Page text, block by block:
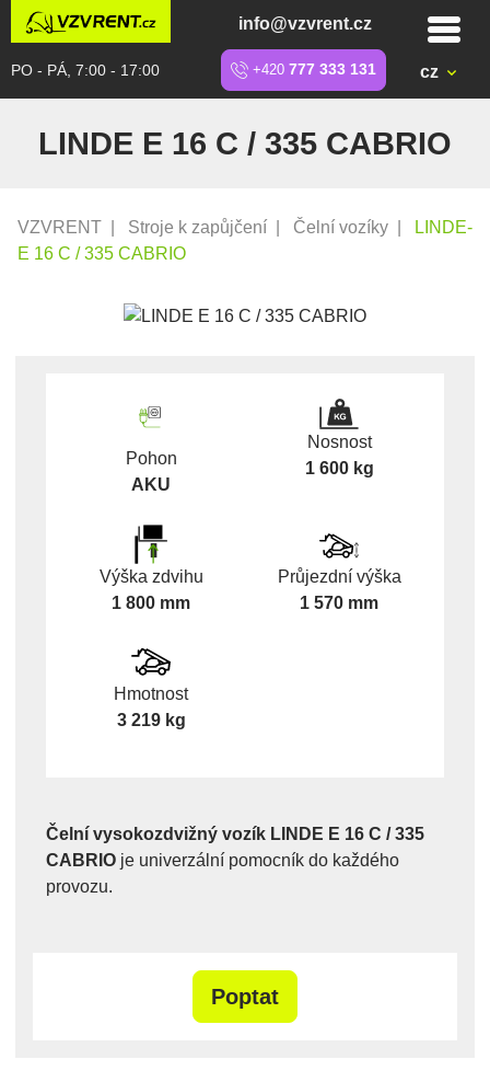
info@vzvrent.cz
PO - PÁ, 7:00 - 17:00 +420 777 333 131 cz
LINDE E 16 C / 335 CABRIO
VZVRENT Stroje k zapůjčení Čelní vozíky
LINDE-
E 16 C / 335 CABRIO
Pohon
AKU
Nosnost
1 600 kg
Výška zdvihu
1 800 mm
Průjezdní výška
1 570 mm
Hmotnost
3 219 kg
Čelní vysokozdvižný vozík LINDE E 16 C / 335
CABRIO je univerzální pomocník do každého
provozu.
Poptat